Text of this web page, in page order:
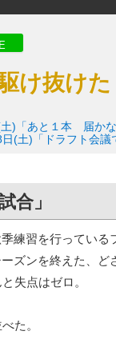
け抜け
)「あと１本 届か
(土)「ドラフト会議
合」
練習を行っている
ズンを終えた、ど
失点はゼロ。
た。